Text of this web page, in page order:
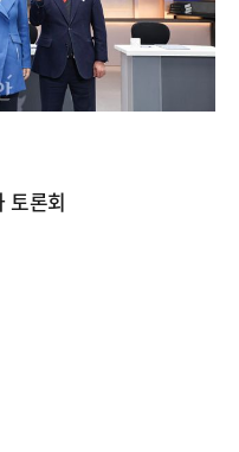
토론회